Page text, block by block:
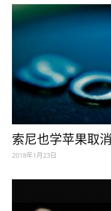
索尼也学苹果取
2018年1月23日